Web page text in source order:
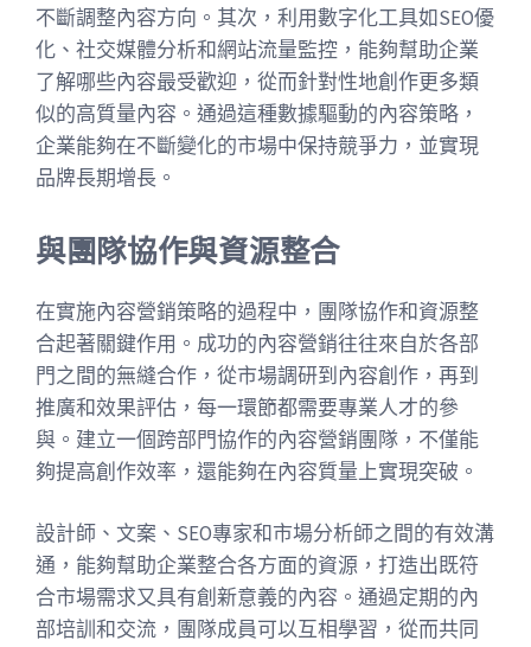
不斷調整內容方向。其次，利用數字化工具如SEO優
化、社交媒體分析和網站流量監控，能夠幫助企業
了解哪些內容最受歡迎，從而針對性地創作更多類
似的高質量內容。通過這種數據驅動的內容策略，
企業能夠在不斷變化的市場中保持競爭力，並實現
品牌長期增長。
與團隊協作與資源整合
在實施內容營銷策略的過程中，團隊協作和資源整
合起著關鍵作用。成功的內容營銷往往來自於各部
門之間的無縫合作，從市場調研到內容創作，再到
推廣和效果評估，每一環節都需要專業人才的參
與。建立一個跨部門協作的內容營銷團隊，不僅能
夠提高創作效率，還能夠在內容質量上實現突破。
設計師、文案、SEO專家和市場分析師之間的有效溝
通，能夠幫助企業整合各方面的資源，打造出既符
合市場需求又具有創新意義的內容。通過定期的內
部培訓和交流，團隊成員可以互相學習，從而共同